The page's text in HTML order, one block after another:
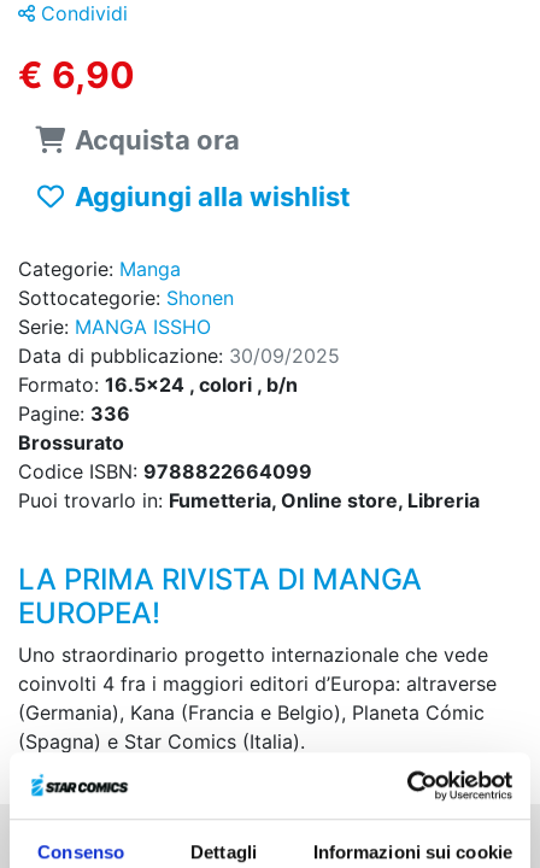
Consenso Dettagli Informazioni sui cookie
Condividi
€ 6,90
Acquista ora
Aggiungi alla wishlist
Categorie: Manga
Sottocategorie: Shonen
Serie: MANGA ISSHO
Data di pubblicazione: 30/09/2025
Formato: 16.5x24 , colori , b/n
Pagine: 336
Brossurato
Codice ISBN: 9788822664099
Puoi trovarlo in: Fumetteria, Online store, Libreria
LA PRIMA RIVISTA DI MANGA
EUROPEA!
Uno straordinario progetto internazionale che vede
coinvolti 4 fra i maggiori editori d’Europa: altraverse
(Germania), Kana (Francia e Belgio), Planeta Cómic
(Spagna) e Star Comics (Italia).